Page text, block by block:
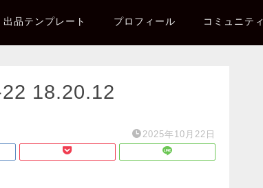
出品テンプレート プロフィール コミュニティ
18.20.12
2025年10月22日